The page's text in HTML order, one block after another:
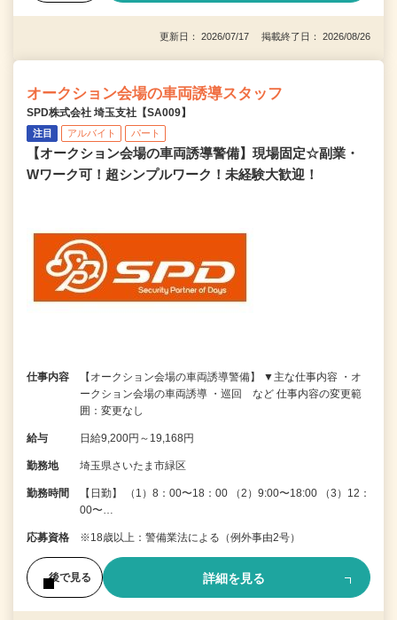
更新日： 2026/07/17 掲載終了日： 2026/08/26
オークション会場の車両誘導スタッフ
SPD株式会社 埼玉支社【SA009】
注目 アルバイト パート
【オークション会場の車両誘導警備】現場固定☆副業・
Wワーク可！超シンプルワーク！未経験大歓迎！
仕事内容
【オークション会場の車両誘導警備】 ▼主な仕事内容 ・オ
ークション会場の車両誘導 ・巡回 など 仕事内容の変更範
囲：変更なし
給与 日給9,200円～19,168円
勤務地 埼玉県さいたま市緑区
勤務時間
【日勤】 （1）8：00〜18：00 （2）9:00〜18:00 （3）12：
00〜…
応募資格 ※18歳以上：警備業法による（例外事由2号）
後で見る 詳細を見る